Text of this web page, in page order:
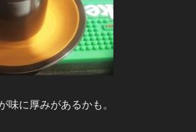
味に厚みがあるかも。